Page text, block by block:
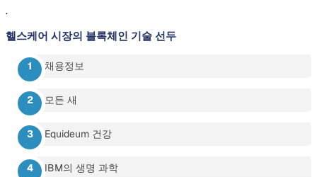
.
헬스케어 시장의 블록체인 기술 선두
채용정보
모든 새
Equideum 건강
IBM의 생명 과학